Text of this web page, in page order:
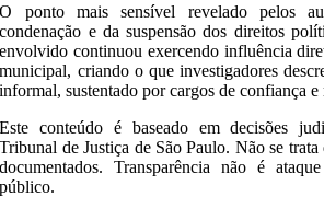
O ponto mais sensível revelado pelos
condenação e da suspensão dos direitos
envolvido continuou exercendo influência
municipal, criando o que investigadores
informal, sustentado por cargos de confiança e
Este conteúdo é baseado em decisões
Tribunal de Justiça de São Paulo. Não se
documentados. Transparência não é
público.